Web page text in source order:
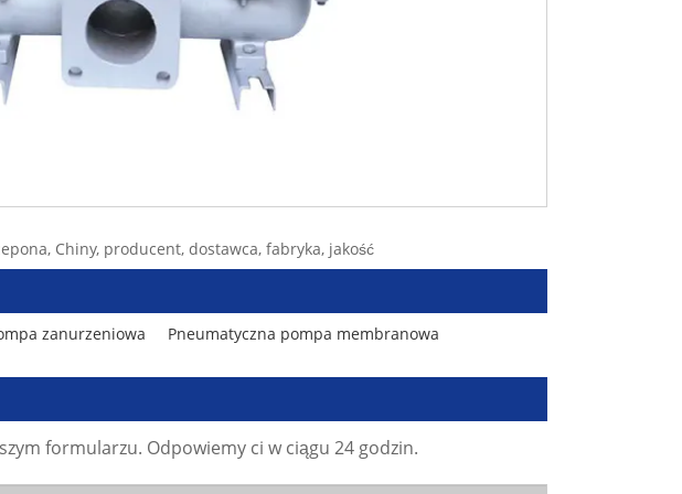
Chiny, producent, dostawca, fabryka, jakość
zanurzeniowa
Pneumatyczna pompa membranowa
formularzu. Odpowiemy ci w ciągu 24 godzin.